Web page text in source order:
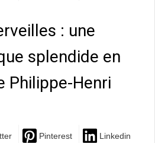
: une
splendide en
Philippe-Henri
Pinterest Linkedin